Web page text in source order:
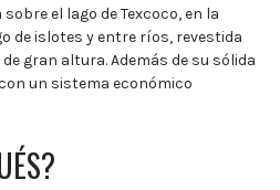
el lago de Texcoco, en la
de islotes y entre ríos, revestida
gran altura. Además de su sólida
un sistema económico